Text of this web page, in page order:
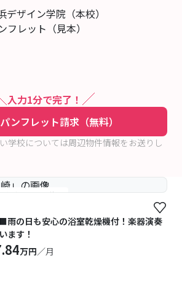
入力1分で完了！
ンフレット請求（無料）
学校については周辺物件情報をお送りし
付中 #空室待ち
の日も安心の浴室乾燥機付！楽器演奏
ます！
万円／月